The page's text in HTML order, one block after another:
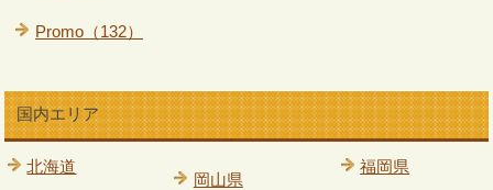
Promo（132）
国内エリア
北海道
岡山県
福岡県